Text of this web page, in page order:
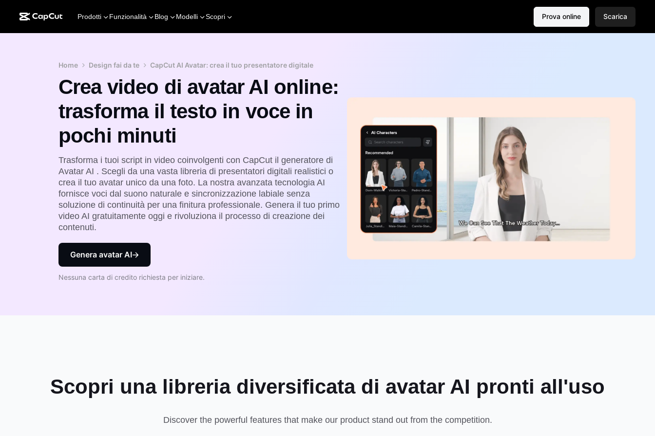
Prodotti Funzionalità Blog Modelli Scopri Prova online Scarica
Home Design fai da te CapCut AI Avatar: crea il tuo presentatore digitale
Crea video di avatar AI online:
trasforma il testo in voce in
pochi minuti
Trasforma i tuoi script in video coinvolgenti con CapCut il generatore di
Avatar AI . Scegli da una vasta libreria di presentatori digitali realistici o
crea il tuo avatar unico da una foto. La nostra avanzata tecnologia AI
fornisce voci dal suono naturale e sincronizzazione labiale senza
soluzione di continuità per una finitura professionale. Genera il tuo primo
video AI gratuitamente oggi e rivoluziona il processo di creazione dei
contenuti.
Genera avatar AI
Nessuna carta di credito richiesta per iniziare.
Scopri una libreria diversificata di avatar AI pronti all'uso
Discover the powerful features that make our product stand out from the competition.